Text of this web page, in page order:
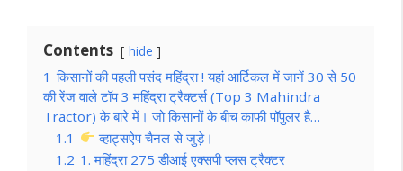
Contents hide
1 किसानों की पहली पसंद महिंद्रा ! यहां आर्टिकल में जानें 30 से 50
की रेंज वाले टॉप 3 महिंद्रा ट्रैक्टर्स (Top 3 Mahindra
Tractor) के बारे में। जो किसानों के बीच काफी पॉपुलर है…
1.1
व्हाट्सऐप चैनल से जुड़े।
1.2 1. महिंद्रा 275 डीआई एक्सपी प्लस ट्रैक्टर